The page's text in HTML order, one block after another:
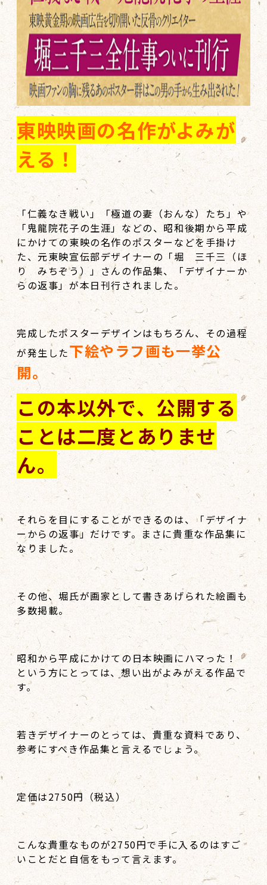
東映映画の名作がよみが
える！
「仁義なき戦い」「極道の妻（おんな）たち」や
「鬼龍院花子の生涯」などの、昭和後期から平成
にかけての東映の名作のポスターなどを手掛け
た、元東映宣伝部デザイナーの「堀 三千三（ほ
り みちぞう）」さんの作品集、「デザイナーか
らの返事」が本日刊行されました。
完成したポスターデザインはもちろん、その過程
が発生した下絵やラフ画も一挙公
開。
この本以外で、公開する
ことは二度とありませ
ん。
それらを目にすることができるのは、「デザイナ
ーからの返事」だけです。まさに貴重な作品集に
なりました。
その他、堀氏が画家として書きあげられた絵画も
多数掲載。
昭和から平成にかけての日本映画にハマった！
という方にとっては、想い出がよみがえる作品で
す。
若きデザイナーのとっては、貴重な資料であり、
参考にすべき作品集と言えるでしょう。
定価は2750円（税込）
こんな貴重なものが2750円で手に入るのはすご
いことだと自信をもって言えます。